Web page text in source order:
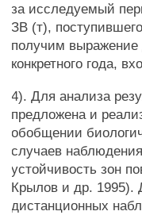
за исследуемый
ЗВ (т),
получим выражение
конкретного года,
4). Для анализа
предложена и
обобщении
случаев
устойчивость зон
Крылов и др. 1995).
дистанционных